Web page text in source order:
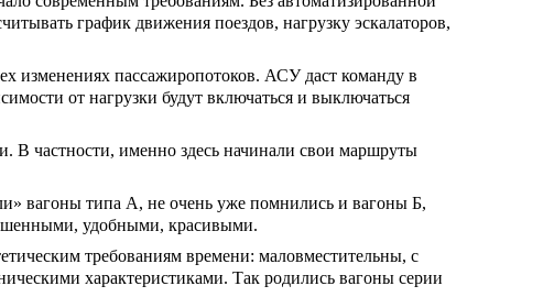
график движения поездов, нагрузку эскалаторов,
изменениях пассажиропотоков. АСУ даст команду в
от нагрузки будут включаться и выключаться
В частности, именно здесь начинали свои маршруты
вагоны типа А, не очень уже помнились и вагоны Б,
удобными, красивыми.
требованиям времени: маловместительны, с
характеристиками. Так родились вагоны серии